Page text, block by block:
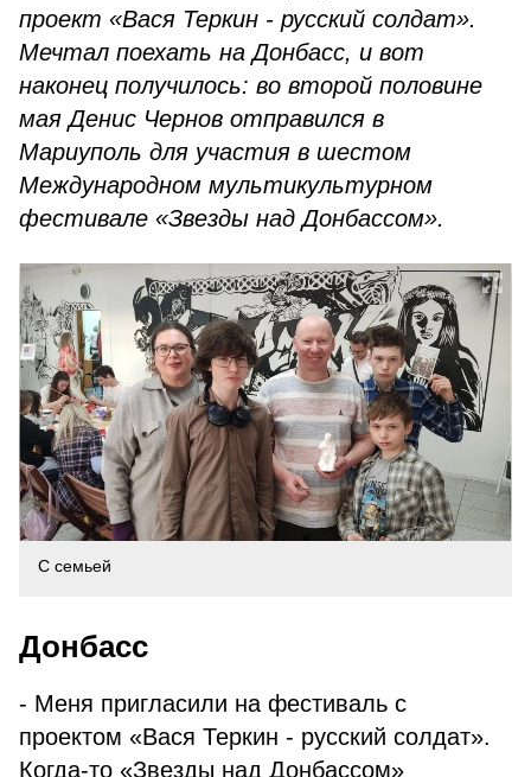
проект «Вася Теркин - русский солдат».
Мечтал поехать на Донбасс, и вот
наконец получилось: во второй половине
мая Денис Чернов отправился в
Мариуполь для участия в шестом
Международном мультикультурном
фестивале «Звезды над Донбассом».
С семьей
Донбасс
- Меня пригласили на фестиваль с
проектом «Вася Теркин - русский солдат».
Когда-то «Звезды над Донбассом»